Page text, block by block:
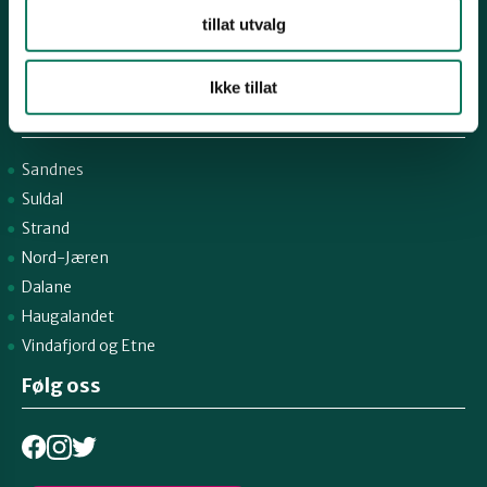
tillat utvalg
Ikke tillat
Fylkessekretær Gaute Henriksen 917 07 043
Snarveier
Sandnes
Suldal
Strand
Nord-Jæren
Dalane
Haugalandet
Vindafjord og Etne
Følg oss